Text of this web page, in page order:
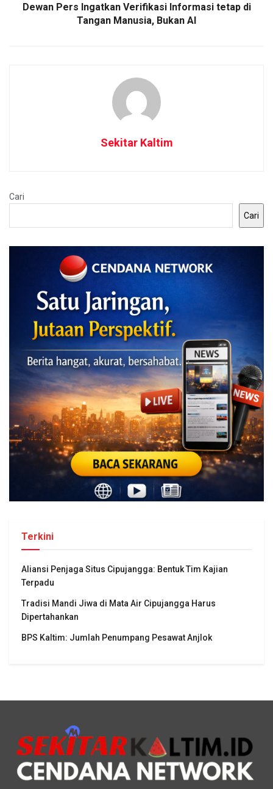
Dewan Pers Ingatkan Verifikasi Informasi tetap di
Tangan Manusia, Bukan AI
Sekitar Kaltim
Cari
Cari
Terkini
Aliansi Penjaga Situs Cipujangga: Bentuk Tim Kajian
Terpadu
Tradisi Mandi Jiwa di Mata Air Cipujangga Harus
Dipertahankan
BPS Kaltim: Jumlah Penumpang Pesawat Anjlok